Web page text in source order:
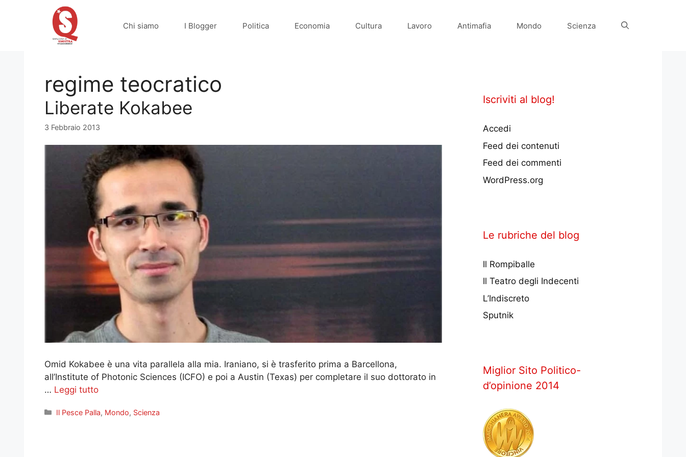
Chi siamo I Blogger Politica Economia Cultura Lavoro Antimafia Mondo Scienza
regime teocratico
Liberate Kokabee
3 Febbraio 2013
Omid Kokabee è una vita parallela alla mia. Iraniano, si è trasferito prima a Barcellona,
all’Institute of Photonic Sciences (ICFO) e poi a Austin (Texas) per completare il suo dottorato in
… Leggi tutto
Categorie
Il Pesce Palla, Mondo, Scienza
Iscriviti al blog!
Accedi
Feed dei contenuti
Feed dei commenti
WordPress.org
Le rubriche del blog
Il Rompiballe
Il Teatro degli Indecenti
L’Indiscreto
Sputnik
Miglior Sito Politico-
d’opinione 2014